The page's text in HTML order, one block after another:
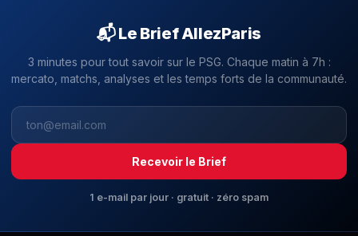
📬 Le Brief AllezParis
3 minutes pour tout savoir sur le PSG. Chaque matin à 7h :
mercato, matchs, analyses et les temps forts de la communauté.
Recevoir le Brief
1 e-mail par jour · gratuit · zéro spam